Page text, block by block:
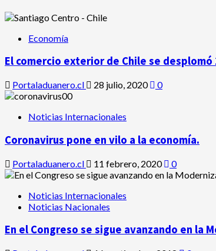
Economía
El comercio exterior de Chile se
Portaladuanero.cl 28 julio, 2020 0
Noticias Internacionales
Coronavirus pone en vilo a la economía.
Portaladuanero.cl 11 febrero, 2020 0
Noticias Internacionales
Noticias Nacionales
En el Congreso se sigue avanzando en la